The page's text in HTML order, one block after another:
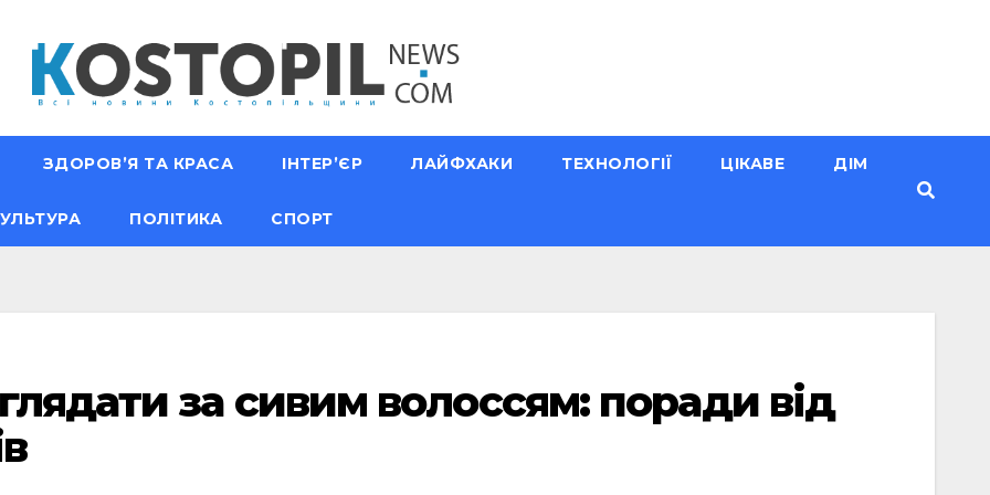
ЗДОРОВ’Я ТА КРАСА ІНТЕР’ЄР ЛАЙФХАКИ ТЕХНОЛОГІЇ ЦІКАВЕ ДІМ
ПОЛІТИКА СПОРТ
за сивим волоссям: поради від